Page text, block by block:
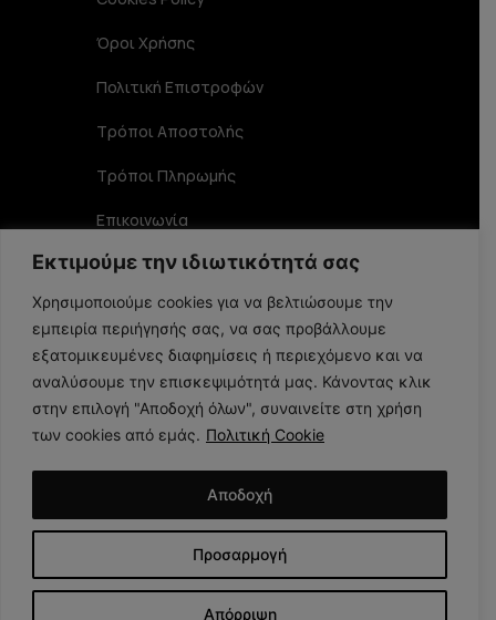
Εκτιμούμε την ιδιωτικότητά σας
Χρησιμοποιούμε cookies για να βελτιώσουμε την
εμπειρία περιήγησής σας, να σας προβάλλουμε
εξατομικευμένες διαφημίσεις ή περιεχόμενο και να
αναλύσουμε την επισκεψιμότητά μας. Κάνοντας κλικ
στην επιλογή "Αποδοχή όλων", συναινείτε στη χρήση
των cookies από εμάς. Πολιτική Cookie
Προσαρμογή
Απόρριψη
Αποδοχή
Όροι Χρήσης
Πολιτική Επιστροφών
Τρόποι Αποστολής
Τρόποι Πληρωμής
Επικοινωνία
Στοιχεία Επικοινωνίας
Αριστοφάνους 19 TK 15234, Χαλάνδρι
210 6848356
info@larome.gr
Larome Copyright 2025 © All Rights Reserved. Created by
1mdigital.gr